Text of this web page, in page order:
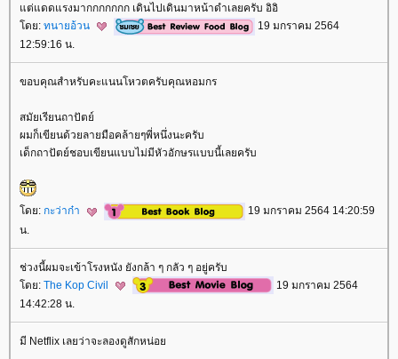
ต่แดดแรงมากกกกกกก เดินไปเดินมาหน้าดำเลยครับ อิอิ
ดย: ทนายอ้วน
19 มกราคม 2564
12:59:16 น.
ขอบคุณสำหรับคะแนนโหวตครับคุณหอมกร
สมัยเรียนถาปัตย์
ผมก็เขียนด้วยลายมือคล้ายๆพี่หนึ่งนะครับ
เด็กถาปัตย์ชอบเขียนแบบไม่มีหัวอักษรแบบนี้เลยครับ
ดย: กะว่าก๋า
19 มกราคม 2564 14:20:59
น.
ช่วงนี้ผมจะเข้าโรงหนัง ยังกล้า ๆ กลัว ๆ อยู่ครับ
ดย: The Kop Civil
19 มกราคม 2564
14:42:28 น.
มี Netflix เลยว่าจะลองดูสักหน่อ